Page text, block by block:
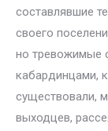
составлявшие
своего
но тревожимые
кабардинцами,
существовали,
выходцев,